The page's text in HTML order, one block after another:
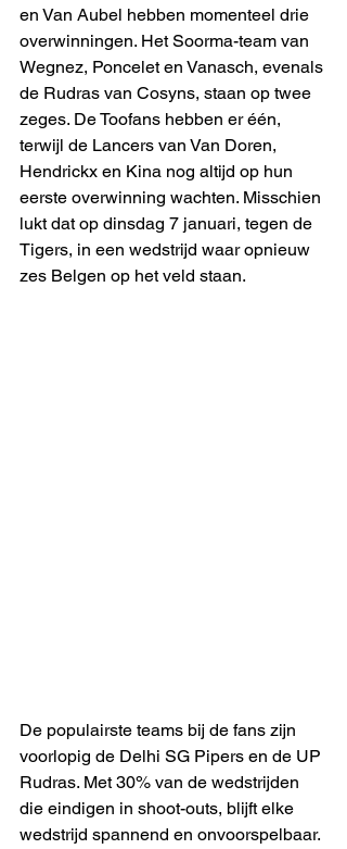
en Van Aubel hebben momenteel drie
overwinningen. Het Soorma-team van
Wegnez, Poncelet en Vanasch, evenals
de Rudras van Cosyns, staan op twee
zeges. De Toofans hebben er één,
terwijl de Lancers van Van Doren,
Hendrickx en Kina nog altijd op hun
eerste overwinning wachten. Misschien
lukt dat op dinsdag 7 januari, tegen de
Tigers, in een wedstrijd waar opnieuw
zes Belgen op het veld staan.
De populairste teams bij de fans zijn
voorlopig de Delhi SG Pipers en de UP
Rudras. Met 30% van de wedstrijden
die eindigen in shoot-outs, blijft elke
wedstrijd spannend en onvoorspelbaar.